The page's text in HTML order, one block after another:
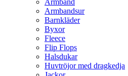
Armband
Armbandsur
Barnkläder
Byxor
Fleece
Flip Flops
Halsdukar
Huvtröjor med dragkedja